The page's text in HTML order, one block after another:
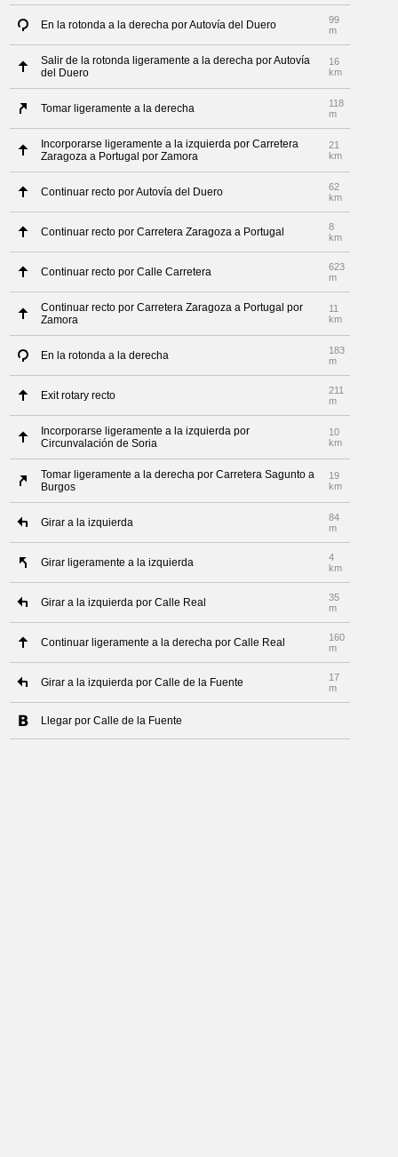
En la rotonda a la derecha por Autovía del Duero
99
m
Salir de la rotonda ligeramente a la derecha por Autovía
del Duero
16
km
Tomar ligeramente a la derecha
118
m
Incorporarse ligeramente a la izquierda por Carretera
Zaragoza a Portugal por Zamora
21
km
Continuar recto por Autovía del Duero
62
km
Continuar recto por Carretera Zaragoza a Portugal
8
km
Continuar recto por Calle Carretera
623
m
Continuar recto por Carretera Zaragoza a Portugal por
Zamora
11
km
En la rotonda a la derecha
183
m
Exit rotary recto
211
m
Incorporarse ligeramente a la izquierda por
Circunvalación de Soria
10
km
Tomar ligeramente a la derecha por Carretera Sagunto a
Burgos
19
km
Girar a la izquierda
84
m
Girar ligeramente a la izquierda
4
km
Girar a la izquierda por Calle Real
35
m
Continuar ligeramente a la derecha por Calle Real
160
m
Girar a la izquierda por Calle de la Fuente
17
m
Llegar por Calle de la Fuente